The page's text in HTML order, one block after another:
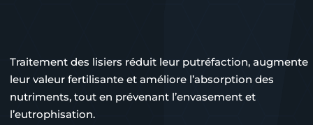
Traitement des lisiers réduit leur putréfaction, augmente
leur valeur fertilisante et améliore l’absorption des
nutriments, tout en prévenant l’envasement et
l’eutrophisation.